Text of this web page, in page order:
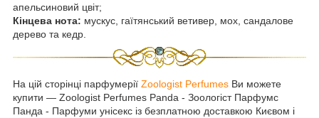
апельсиновий цвіт;
Кінцева нота: мускус, гаїтянський ветивер, мох, сандалове
дерево та кедр.
На цій сторінці парфумерії Zoologist Perfumes Ви можете
купити — Zoologist Perfumes Panda - Зоологіст Парфумс
Панда - Парфуми унісекс із безплатною доставкою Києвом і